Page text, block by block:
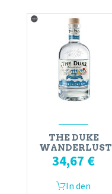
THE DUKE
WANDERLUST
34,67 €
In den